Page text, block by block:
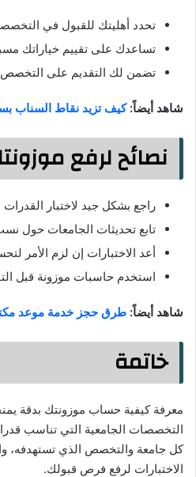
تحدد أهليتك للقبول في
تساعدك على تقييم خياراتك
تضمن لك التقديم على
شاهد أيضاً:كيف تزيد نقاط السناب
نصائح لرفع
راجع بشكل جيد لاختبار
تابع تحديثات الجامعات حول
أعد الاختبارات إن لزم الأمر
استخدم حاسبات موزونة قبل
شاهد أيضاً: طرق حجز خدمة موعد
خاتمة
معرفة كيفية حساب موزونتك بدقة
التخصصات الجامعية التي تناسب
كل جامعة والتخصص الذي
الاختبارات لرفع فرص قبولك.